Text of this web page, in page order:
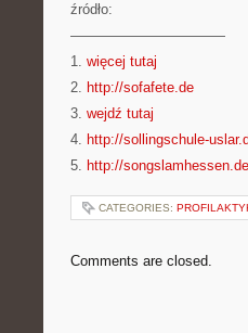
źródło:
———————————
1. więcej tutaj
2. http://sofafete.de
3. wejdź tutaj
4. http://sollingschule-
5. http://songslamhessen.de
CATEGORIES:
Comments are closed.